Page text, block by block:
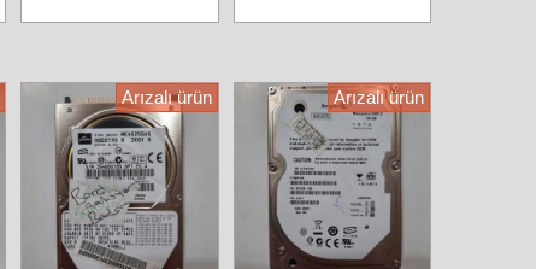
Arızalı ürün Arızalı ürün